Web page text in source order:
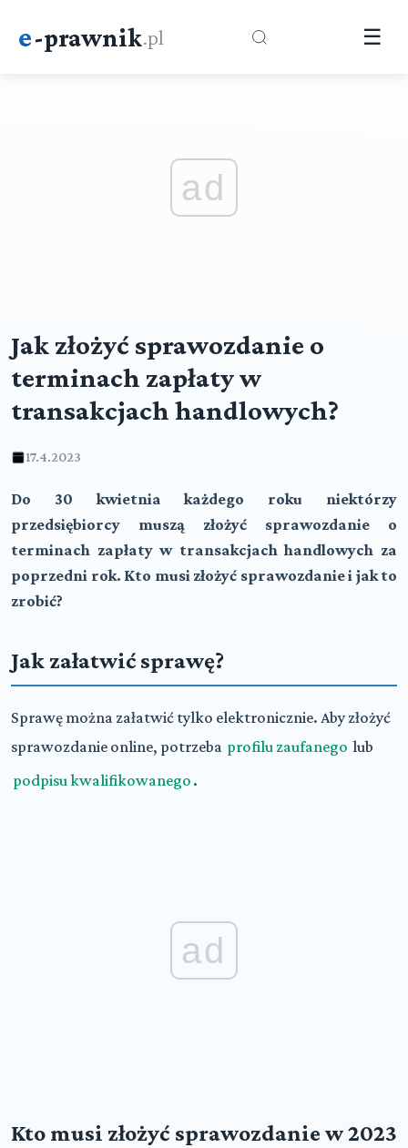
e-prawnik.pl ☰
ad
Jak złożyć sprawozdanie o
terminach zapłaty w
transakcjach handlowych?
17.4.2023
Do 30 kwietnia każdego roku niektórzy
przedsiębiorcy muszą złożyć sprawozdanie o
terminach zapłaty w transakcjach handlowych za
poprzedni rok. Kto musi złożyć sprawozdanie i jak to
zrobić?
Jak załatwić sprawę?
Sprawę można załatwić tylko elektronicznie. Aby złożyć
sprawozdanie online, potrzeba profilu zaufanego lub
podpisu kwalifikowanego .
ad
Kto musi złożyć sprawozdanie w 2023